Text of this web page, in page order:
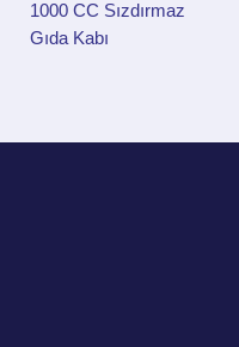
1000 CC Sızdırmaz
Gıda Kabı